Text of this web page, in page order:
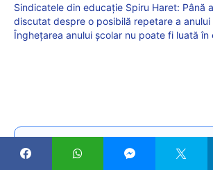
Sindicatele din educație Spiru Haret: Până
discutat despre o posibilă repetare a anului
Înghețarea anului școlar nu poate fi luată în